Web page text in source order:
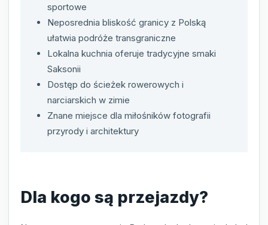
sportowe
Neposrednia bliskość granicy z Polską
ułatwia podróże transgraniczne
Lokalna kuchnia oferuje tradycyjne smaki
Saksonii
Dostęp do ścieżek rowerowych i
narciarskich w zimie
Znane miejsce dla miłośników fotografii
przyrody i architektury
Dla kogo są przejazdy?